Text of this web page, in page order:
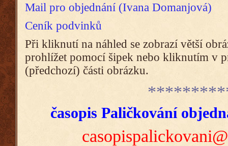
Mail pro objednání (Ivana Domanjová)
Ceník podvinků
Při kliknutí na náhled se zobrazí větší
prohlížet pomocí šipek nebo kliknutím v
(předchozí) části obrázku.
časopis Paličkování